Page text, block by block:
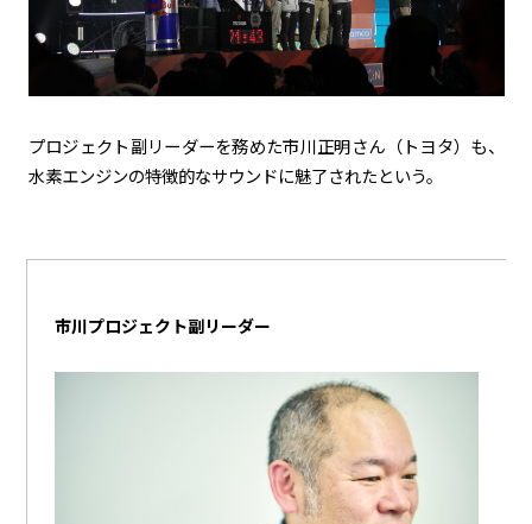
プロジェクト副リーダーを務めた市川正明さん（トヨタ）も、
水素エンジンの特徴的なサウンドに魅了されたという。
市川プロジェクト副リーダー